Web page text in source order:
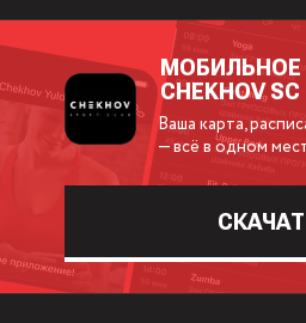
CHEKHOV SC
Ваша карта,
— всё в одном